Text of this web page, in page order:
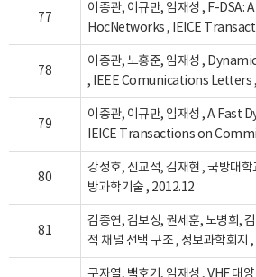
77
이종관, 이규만, 임재성 , F-
HocNetworks , IEICE
78
이종관, 노홍준, 임재성 ,
, IEEE Comunications Letters
79
이종관, 이규만, 임재성 , A
IEICE Transactions on
80
강정호, 신교석, 김재현 , 국방대
방과학기술 , 2012.12
81
김종연, 김보성, 권세훈, 노병희,
적 채널 선택 구조 , 정보과학회지